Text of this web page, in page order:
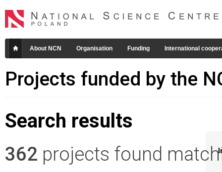
About NCN Organisation Funding International
Projects funded by the
Search results
362 projects found